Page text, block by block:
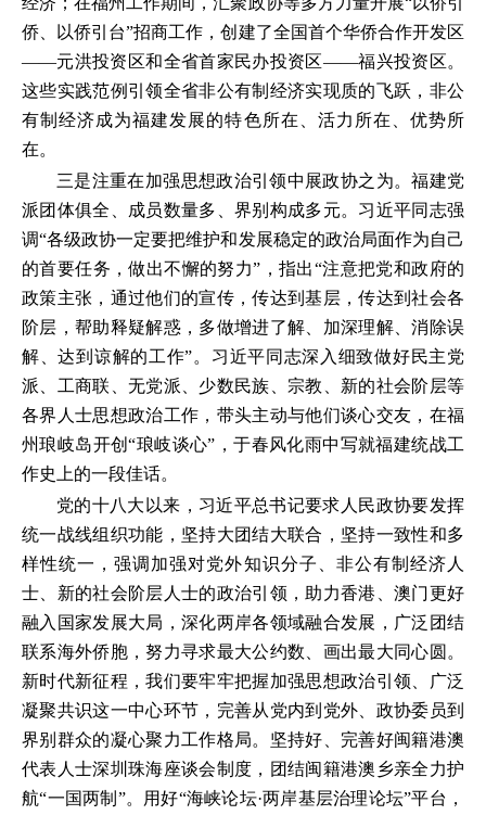
侨、以侨引台”招商工作，创建了全国首个华侨合作开发区
——元洪投资区和全省首家民办投资区——福兴投资区。
这些实践范例引领全省非公有制经济实现质的飞跃，非公
有制经济成为福建发展的特色所在、活力所在、优势所
在。
三是注重在加强思想政治引领中展政协之为。福建党
派团体俱全、成员数量多、界别构成多元。习近平同志强
调“各级政协一定要把维护和发展稳定的政治局面作为自己
的首要任务，做出不懈的努力”，指出“注意把党和政府的
政策主张，通过他们的宣传，传达到基层，传达到社会各
阶层，帮助释疑解惑，多做增进了解、加深理解、消除误
解、达到谅解的工作”。习近平同志深入细致做好民主党
派、工商联、无党派、少数民族、宗教、新的社会阶层等
各界人士思想政治工作，带头主动与他们谈心交友，在福
州琅岐岛开创“琅岐谈心”，于春风化雨中写就福建统战工
作史上的一段佳话。
党的十八大以来，习近平总书记要求人民政协要发挥
统一战线组织功能，坚持大团结大联合，坚持一致性和多
样性统一，强调加强对党外知识分子、非公有制经济人
士、新的社会阶层人士的政治引领，助力香港、澳门更好
融入国家发展大局，深化两岸各领域融合发展，广泛团结
联系海外侨胞，努力寻求最大公约数、画出最大同心圆。
新时代新征程，我们要牢牢把握加强思想政治引领、广泛
凝聚共识这一中心环节，完善从党内到党外、政协委员到
界别群众的凝心聚力工作格局。坚持好、完善好闽籍港澳
代表人士深圳珠海座谈会制度，团结闽籍港澳乡亲全力护
航“一国两制”。用好“海峡论坛·两岸基层治理论坛”平台，